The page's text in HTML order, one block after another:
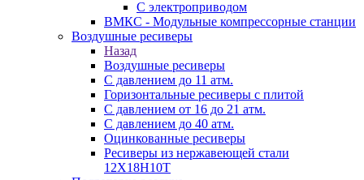
С электроприводом
ВМКС - Модульные компрессорные станции
Воздушные ресиверы
Назад
Воздушные ресиверы
С давлением до 11 атм.
Горизонтальные ресиверы с плитой
С давлением от 16 до 21 атм.
С давлением до 40 атм.
Оцинкованные ресиверы
Ресиверы из нержавеющей стали
12Х18Н10Т